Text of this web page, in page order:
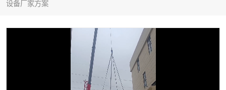
设备厂家方案
养殖污水处理设备 洗涤污水处理设备
实验室污水处理设备